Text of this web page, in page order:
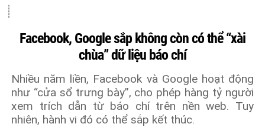
Facebook, Google sắp không còn có thể “xài
chùa” dữ liệu báo chí
Nhiều năm liền, Facebook và Google hoạt động
như “cửa sổ trưng bày”, cho phép hàng tỷ người
xem trích dẫn từ báo chí trên nền web. Tuy
nhiên, hành vi đó có thể sắp kết thúc.